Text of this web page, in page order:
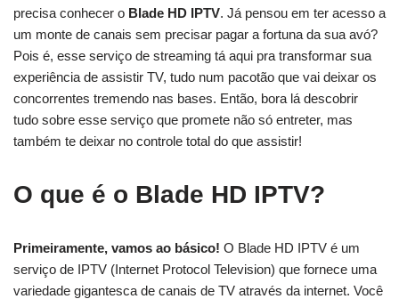
precisa conhecer o Blade HD IPTV. Já pensou em ter acesso a
um monte de canais sem precisar pagar a fortuna da sua avó?
Pois é, esse serviço de streaming tá aqui pra transformar sua
experiência de assistir TV, tudo num pacotão que vai deixar os
concorrentes tremendo nas bases. Então, bora lá descobrir
tudo sobre esse serviço que promete não só entreter, mas
também te deixar no controle total do que assistir!
O que é o Blade HD IPTV?
Primeiramente, vamos ao básico! O Blade HD IPTV é um
serviço de IPTV (Internet Protocol Television) que fornece uma
variedade gigantesca de canais de TV através da internet. Você